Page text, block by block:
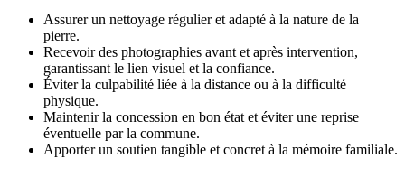
Assurer un nettoyage régulier et adapté à la nature de la
pierre.
Recevoir des photographies avant et après intervention,
garantissant le lien visuel et la confiance.
Éviter la culpabilité liée à la distance ou à la difficulté
physique.
Maintenir la concession en bon état et éviter une reprise
éventuelle par la commune.
Apporter un soutien tangible et concret à la mémoire familiale.